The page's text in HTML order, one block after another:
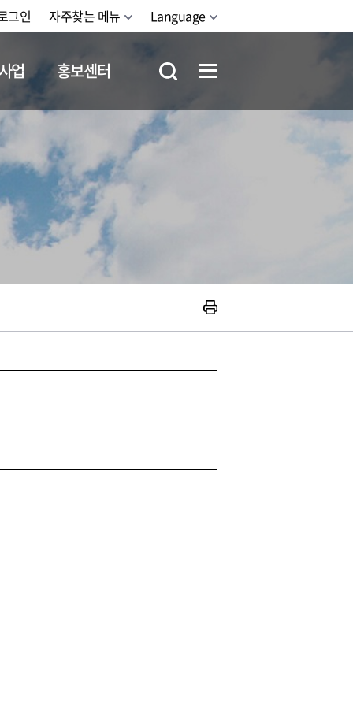
그인 자주찾는 메뉴 Language
업 홍보센터